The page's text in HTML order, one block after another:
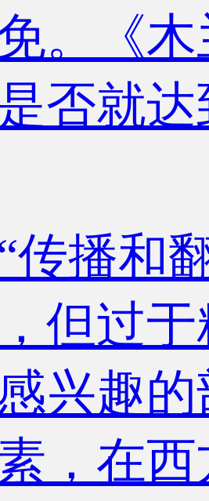
。《
否就
和翻
但过
兴趣
，在